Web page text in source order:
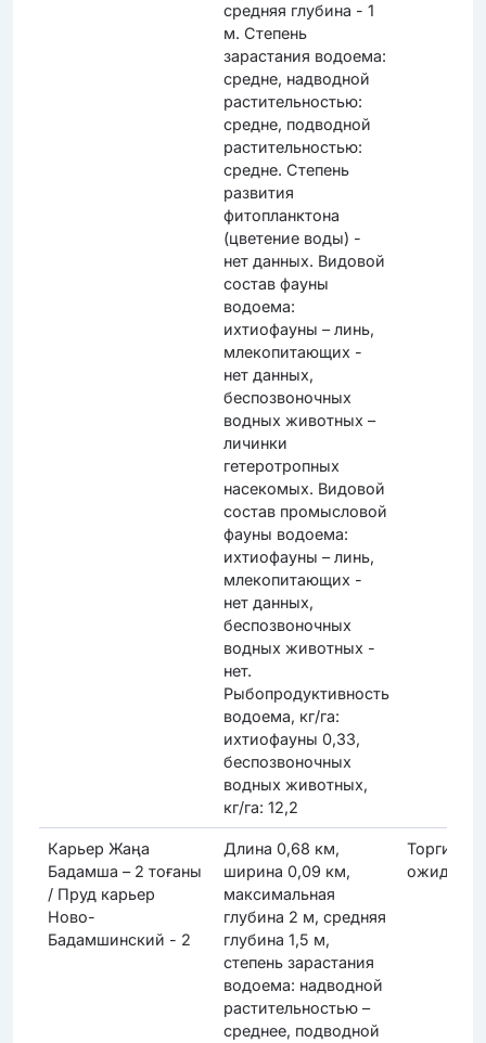
средняя глубина - 1
м. Степень
зарастания водоема:
средне, надводной
растительностью:
средне, подводной
растительностью:
средне. Степень
развития
фитопланктона
(цветение воды) -
нет данных. Видовой
состав фауны
водоема:
ихтиофауны – линь,
млекопитающих -
нет данных,
беспозвоночных
водных животных –
личинки
гетеротропных
насекомых. Видовой
состав промысловой
фауны водоема:
ихтиофауны – линь,
млекопитающих -
нет данных,
беспозвоночных
водных животных -
нет.
Рыбопродуктивность
водоема, кг/га:
ихтиофауны 0,33,
беспозвоночных
водных животных,
кг/га: 12,2
Карьер Жаңа
Бадамша – 2 тоғаны
/ Пруд карьер
Ново-
Бадамшинский - 2
Длина 0,68 км,
ширина 0,09 км,
максимальная
глубина 2 м, средняя
глубина 1,5 м,
степень зарастания
водоема: надводной
растительностью –
среднее, подводной
Торги